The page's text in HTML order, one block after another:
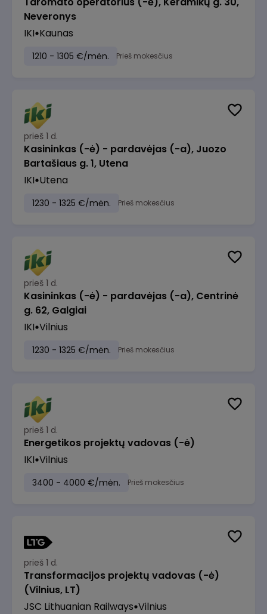
Neveronys
IKI Kaunas
1210 - 1305 €/mėn. Prieš mokesčius
prieš 1 d.
Kasininkas (-ė) - pardavėjas (-a), Juozo
Bartašiaus g. 1, Utena
IKI Utena
1230 - 1325 €/mėn. Prieš mokesčius
prieš 1 d.
Kasininkas (-ė) - pardavėjas (-a), Centrinė
g. 62, Galgiai
IKI Vilnius
1230 - 1325 €/mėn. Prieš mokesčius
prieš 1 d.
Energetikos projektų vadovas (-ė)
IKI Vilnius
3400 - 4000 €/mėn. Prieš mokesčius
prieš 1 d.
Transformacijos projektų vadovas (-ė)
(Vilnius, LT)
JSC Lithuanian Railways Vilnius